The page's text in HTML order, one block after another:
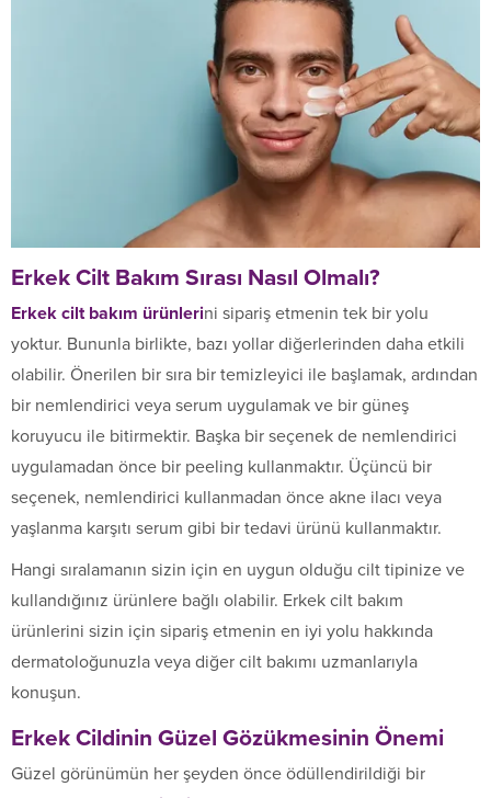
Erkek Cilt Bakım Sırası Nasıl Olmalı?
Erkek cilt bakım ürünlerini sipariş etmenin tek bir yolu
yoktur. Bununla birlikte, bazı yollar diğerlerinden daha etkili
olabilir. Önerilen bir sıra bir temizleyici ile başlamak, ardından
bir nemlendirici veya serum uygulamak ve bir güneş
koruyucu ile bitirmektir. Başka bir seçenek de nemlendirici
uygulamadan önce bir peeling kullanmaktır. Üçüncü bir
seçenek, nemlendirici kullanmadan önce akne ilacı veya
yaşlanma karşıtı serum gibi bir tedavi ürünü kullanmaktır.
Hangi sıralamanın sizin için en uygun olduğu cilt tipinize ve
kullandığınız ürünlere bağlı olabilir. Erkek cilt bakım
ürünlerini sizin için sipariş etmenin en iyi yolu hakkında
dermatoloğunuzla veya diğer cilt bakımı uzmanlarıyla
konuşun.
Erkek Cildinin Güzel Gözükmesinin Önemi
Güzel görünümün her şeyden önce ödüllendirildiği bir